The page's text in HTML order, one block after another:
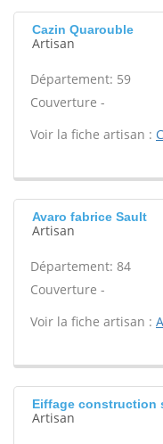
Cazin Quarouble
Artisan
Département: 59
Couverture -
Voir la fiche artisan :
Avaro fabrice Sault
Artisan
Département: 84
Couverture -
Voir la fiche artisan :
Eiffage construction
Artisan